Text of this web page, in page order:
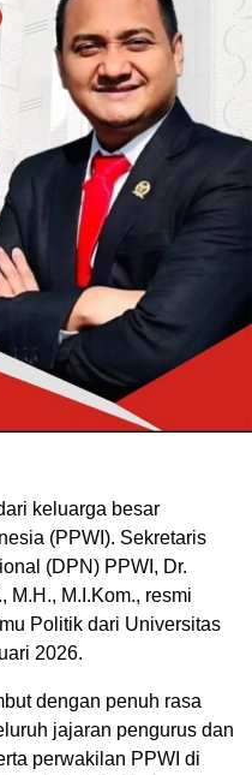
keluarga besar
(PPWI). Sekretaris
(DPN) PPWI, Dr.
M.H., M.I.Kom., resmi
Politik dari Universitas
2026.
dengan penuh rasa
jajaran pengurus dan
perwakilan PPWI di